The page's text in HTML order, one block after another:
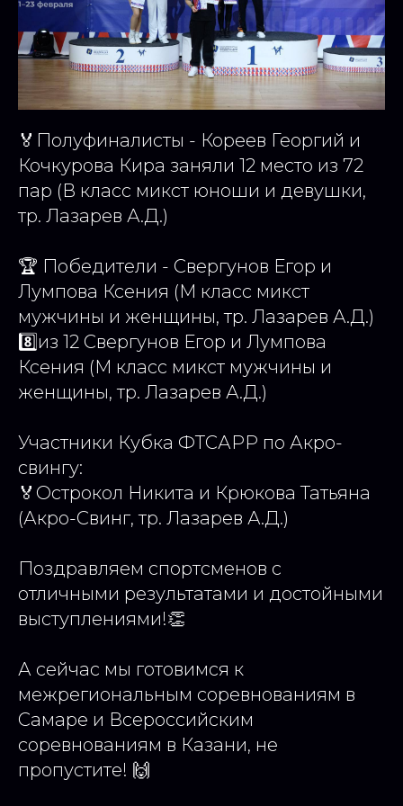
🏅Полуфиналисты - Кореев Георгий и
Кочкурова Кира заняли 12 место из 72
пар (В класс микст юноши и девушки,
тр. Лазарев А.Д.)
🏆 Победители - Свергунов Егор и
Лумпова Ксения (М класс микст
мужчины и женщины, тр. Лазарев А.Д.)
8️⃣из 12 Свергунов Егор и Лумпова
Ксения (М класс микст мужчины и
женщины, тр. Лазарев А.Д.)
Участники Кубка ФТСАРР по Акро-
свингу:
🏅Острокол Никита и Крюкова Татьяна
(Акро-Свинг, тр. Лазарев А.Д.)
Поздравляем спортсменов с
отличными результатами и достойными
выступлениями!👏
А сейчас мы готовимся к
межрегиональным соревнованиям в
Самаре и Всероссийским
соревнованиям в Казани, не
пропустите! 🙌